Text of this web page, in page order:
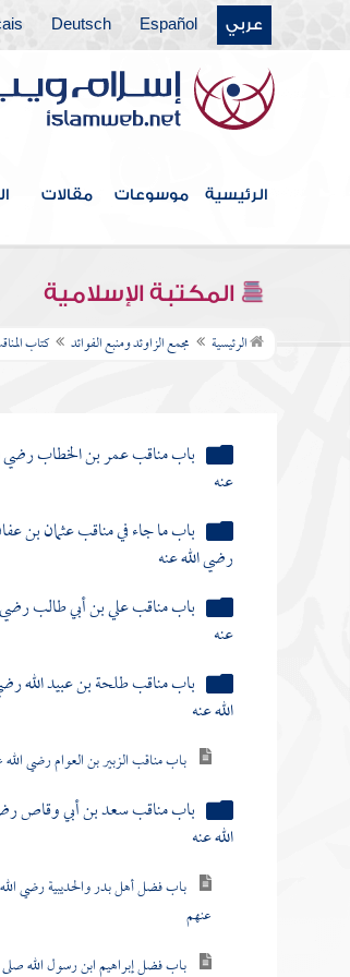
عربي Español
Deutsch
الرئيسية موسوعات مقالات
المكتبة الإسلامية
الرئيسية مجمع الزاوئد ومنبع الفوائد كتاب
كتاب القدر
كتاب الفتن أعاذنا الله منها
كتاب الأدب
كتاب البر والصلة
كتاب فيه ذكر الأنبياء
كتاب علامات النبوة
كتاب المناقب
باب مناقب عمر بن الخطاب رضي
عنه
باب ما جاء في مناقب عثمان بن
رضي الله عنه
باب مناقب علي بن أبي طالب رضي
عنه
باب مناقب طلحة بن عبيد الله
الله عنه
باب مناقب الزبير بن العوام رضي الله
باب مناقب سعد بن أبي وقاص
الله عنه
باب فضل أهل بدر والحديبية رضي الله
عنهم
باب فضل إبراهيم ابن رسول الله صلى